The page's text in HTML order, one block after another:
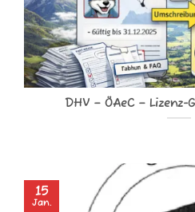
DHV – ÖAeC – Lizenz-
15
Jan.